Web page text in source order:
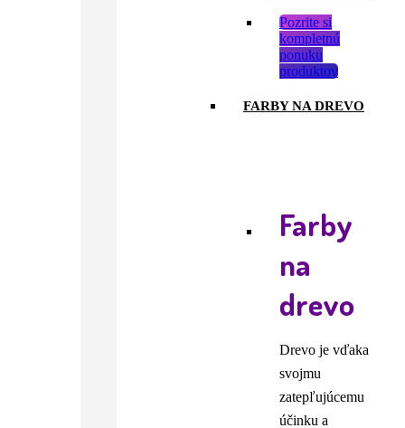
Pozrite si
kompletnú
ponuku
produktov
FARBY NA DREVO
Farby
na
drevo
Drevo je vďaka
svojmu
zatepľujúcemu
účinku a